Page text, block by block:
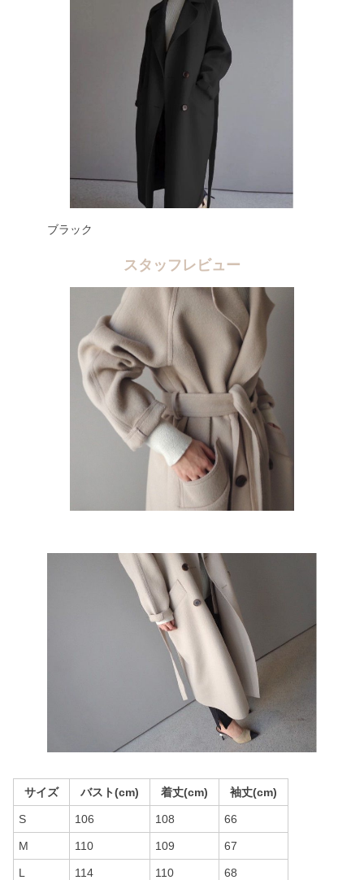
ブラック
スタッフレビュー
サイズ バスト(cm) 着丈(cm) 袖丈(cm)
S 106 108 66
M 110 109 67
L 114 110 68